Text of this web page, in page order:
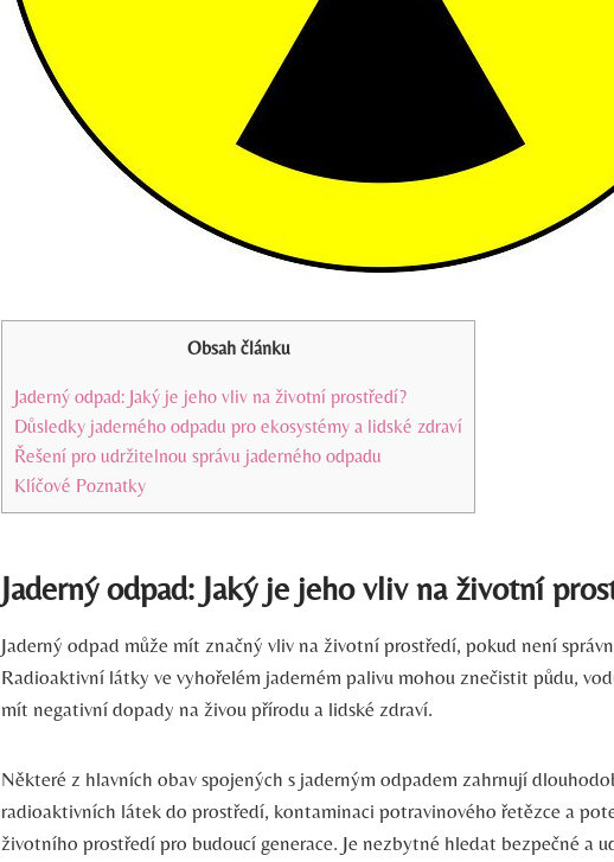
Obsah článku
Jaderný odpad: Jaký je jeho vliv na životní prostředí?
Důsledky jaderného odpadu pro ekosystémy a lidské zdraví
Řešení pro udržitelnou správu jaderného odpadu
Klíčové Poznatky
Jaderný odpad: Jaký je jeho vliv na životní
Jaderný odpad může mít značný vliv na životní prostředí, pokud není
Radioaktivní látky ve vyhořelém jaderném palivu mohou znečistit půdu,
mít negativní dopady na živou přírodu a lidské zdraví.
Některé z hlavních obav spojených s jaderným odpadem zahrnují
radioaktivních látek do prostředí, kontaminaci potravinového řetězce a
životního prostředí pro budoucí generace. Je nezbytné hledat bezpečné a